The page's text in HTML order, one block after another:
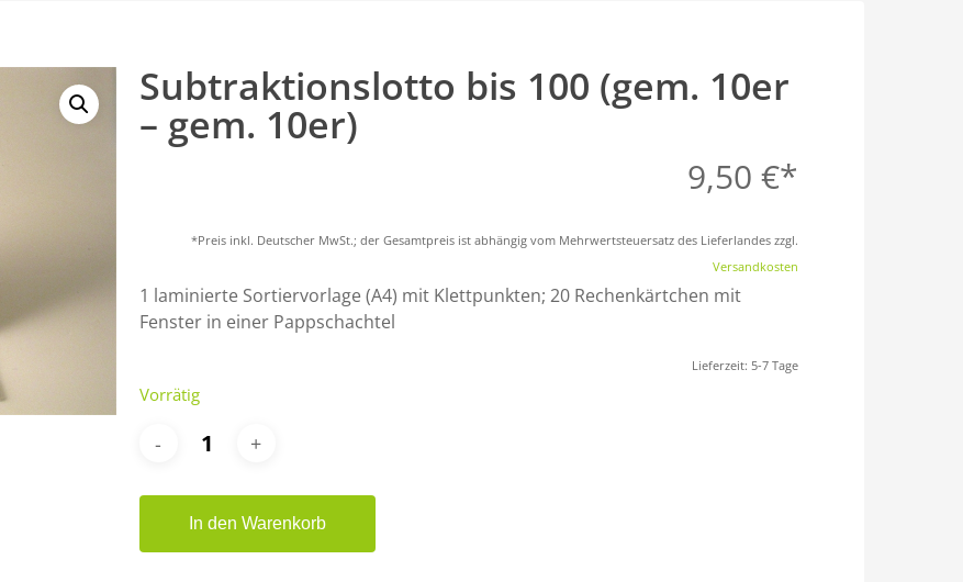
um zu schließen.
Subtraktionslotto bis 100 (gem. 10er
– gem. 10er)
9,50 €
*Preis inkl. Deutscher MwSt.; der Gesamtpreis ist abhängig vom Mehrwertsteuersatz des Lieferlandes zzgl.
Versandkosten
1 laminierte Sortiervorlage (A4) mit Klettpunkten; 20 Rechenkärtchen mit
Fenster in einer Pappschachtel
Lieferzeit: 5-7 Tage
Vorrätig
In den Warenkorb